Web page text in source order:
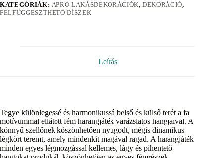
KATEGÓRIÁK: APRÓ LAKÁSDEKORÁCIÓK,DEKORÁCIÓ,
FELFÜGGESZTHETŐ DÍSZEK
Leírás
Tegye különlegessé és harmonikussá belső és külső terét a fa
motívummal ellátott fém harangjáték varázslatos hangjaival. A
könnyű szellőnek köszönhetően nyugodt, mégis dinamikus
légkört teremt, amely mindenkit magával ragad. A harangjáték
minden egyes légmozgással kellemes, lágy és pihentető